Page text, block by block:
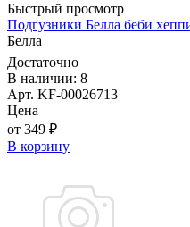
Быстрый просмотр
Подгузники Белла беби
Белла
Достаточно
В наличии: 8
Арт. KF-00026713
Цена
от 349 ₽
В корзину